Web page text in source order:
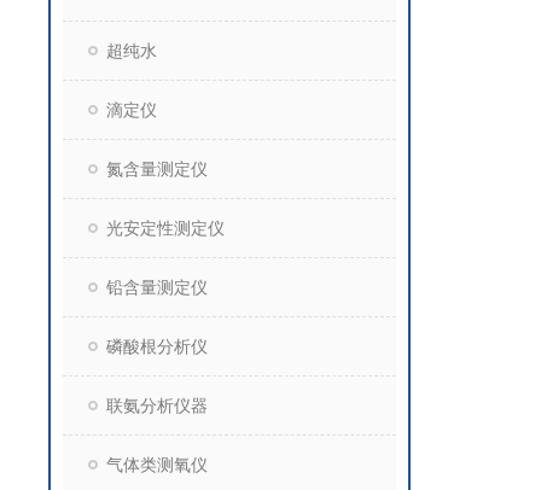
超纯水
滴定仪
氮含量测定仪
光安定性测定仪
铅含量测定仪
磷酸根分析仪
联氨分析仪器
气体类测氧仪